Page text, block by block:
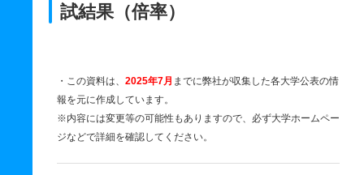
試結果（倍率）
・この資料は、 2025年7月 までに弊社が収集した各大学公表の情
報を元に作成しています。
※内容には変更等の可能性もありますので、必ず大学ホームペー
ジなどで詳細を確認してください。